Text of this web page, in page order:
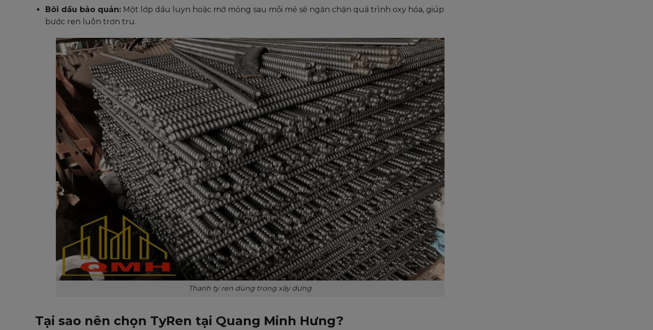
Bôi dầu bảo quản:Một lớp dầu luyn hoặc mỡ mỏng sau mỗi mẻ sẽ ngăn chặn quá trình oxy hóa, giúp
bước ren luôn trơn tru.
Thanh ty ren dùng trong xây dựng
Tại sao nên chọn TyRen tại Quang Minh Hưng?